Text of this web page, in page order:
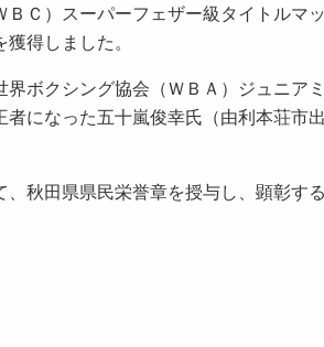
Ｃ）スーパーフェザー級タイトルマ
得しました。
ボクシング協会（ＷＢＡ）ジュニア
になった五十嵐俊幸氏（由利本荘市出
秋田県県民栄誉章を授与し、顕彰す